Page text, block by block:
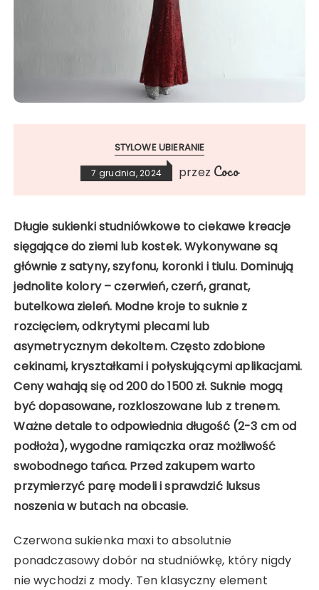
STYLOWE UBIERANIE
7 grudnia, 2024 przez Coco
Długie sukienki studniówkowe to ciekawe kreacje
sięgające do ziemi lub kostek. Wykonywane są
głównie z satyny, szyfonu, koronki i tiulu. Dominują
jednolite kolory – czerwień, czerń, granat,
butelkowa zieleń. Modne kroje to suknie z
rozcięciem, odkrytymi plecami lub
asymetrycznym dekoltem. Często zdobione
cekinami, kryształkami i połyskującymi aplikacjami.
Ceny wahają się od 200 do 1500 zł. Suknie mogą
być dopasowane, rozkloszowane lub z trenem.
Ważne detale to odpowiednia długość (2-3 cm od
podłoża), wygodne ramiączka oraz możliwość
swobodnego tańca. Przed zakupem warto
przymierzyć parę modeli i sprawdzić luksus
noszenia w butach na obcasie.
Czerwona sukienka maxi to absolutnie
ponadczasowy dobór na studniówkę, który nigdy
nie wychodzi z mody. Ten klasyczny element